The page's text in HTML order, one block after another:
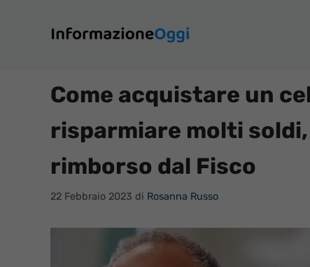
contenuto
Come acquistare un
risparmiare molti
rimborso dal Fisco
22 Febbraio 2023 di Rosanna Russo